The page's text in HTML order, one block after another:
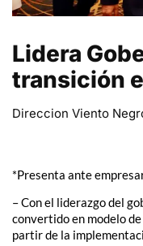
Lidera
transición
Direccion Viento
*Presenta ante
– Con el liderazgo del
convertido en modelo
partir de la